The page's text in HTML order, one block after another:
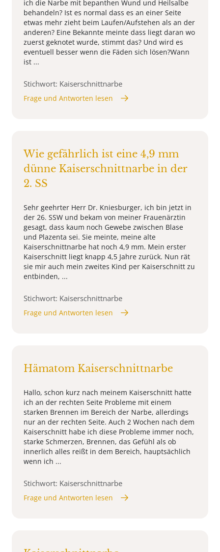
ich die Narbe mit bepanthen Wund und Heilsalbe
behandeln? Ist es normal dass es an einer Seite
etwas mehr zieht beim Laufen/Aufstehen als an der
anderen? Eine Bekannte meinte dass liegt daran wo
zuerst geknotet wurde, stimmt das? Und wird es
eventuell besser wenn die Fäden sich lösen?Wann
ist ...
Stichwort: Kaiserschnittnarbe
Frage und Antworten lesen
Wie gefährlich ist eine 4,9 mm
dünne Kaiserschnittnarbe in der
2. SS
Sehr geehrter Herr Dr. Kniesburger, ich bin jetzt in
der 26. SSW und bekam von meiner Frauenärztin
gesagt, dass kaum noch Gewebe zwischen Blase
und Plazenta sei. Sie meinte, meine alte
Kaiserschnittnarbe hat noch 4,9 mm. Mein erster
Kaiserschnitt liegt knapp 4,5 Jahre zurück. Nun rät
sie mir auch mein zweites Kind per Kaiserschnitt zu
entbinden, ...
Stichwort: Kaiserschnittnarbe
Frage und Antworten lesen
Hämatom Kaiserschnittnarbe
Hallo, schon kurz nach meinem Kaiserschnitt hatte
ich an der rechten Seite Probleme mit einem
starken Brennen im Bereich der Narbe, allerdings
nur an der rechten Seite. Auch 2 Wochen nach dem
Kaiserschnitt habe ich diese Probleme immer noch,
starke Schmerzen, Brennen, das Gefühl als ob
innerlich alles reißt in dem Bereich, hauptsächlich
wenn ich ...
Stichwort: Kaiserschnittnarbe
Frage und Antworten lesen